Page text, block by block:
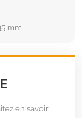
mm
en savoir